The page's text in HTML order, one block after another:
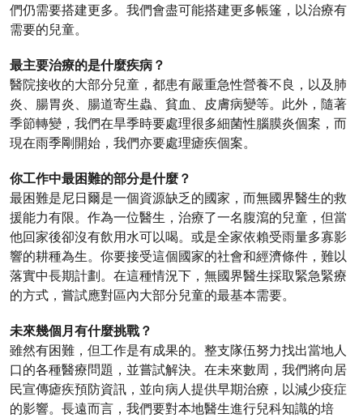
們仍需要搭建更多。我們會盡可能搭建更多帳篷，以治療有
需要的兒童。
最主要治療的是什麼疾病？
醫院接收的大部分兒童，都患有嚴重急性營養不良，以及肺
炎、腸胃炎、腸道寄生蟲、貧血、皮膚病變等。此外，隨著
季節轉變，我們在旱季時要處理很多細菌性腦膜炎個案，而
現在雨季剛開始，我們亦要處理瘧疾個案。
你工作中最困難的部分是什麼？
最困難是尼日爾是一個資源缺乏的國家，而無國界醫生的救
援能力有限。作為一位醫生，治療了一名腹瀉的兒童，但當
他回家後卻沒有飲用水可以喝。或是全家依賴受雨量多寡影
響的耕種為生。你要接受這個國家的社會和經濟條件，難以
落實中長期計劃。在這種情況下，無國界醫生採取緊急緊療
的方式，嘗試應對區內大部分兒童的最基本需要。
未來幾個月有什麼挑戰？
雖然有困難，但工作是有成果的。整支隊伍努力找出當地人
口的各種醫療問題，並嘗試解決。在未來數周，我們將向居
民宣傳瘧疾預防資訊，並向病人提供早期治療，以減少疫症
的影響。長遠而言，我們要對本地醫生進行兒科知識的培